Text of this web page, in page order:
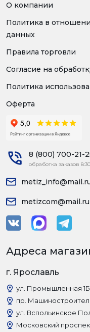
О компании
Политика в
данных
Правила торговли
Согласие на
Политика
Оферта
8 (800) 700-21-
обработка заказов
metizcom@mail.ru
Адреса
г. Ярославль
ул. Промышленная
пр.
ул. Вспольинское
Московский